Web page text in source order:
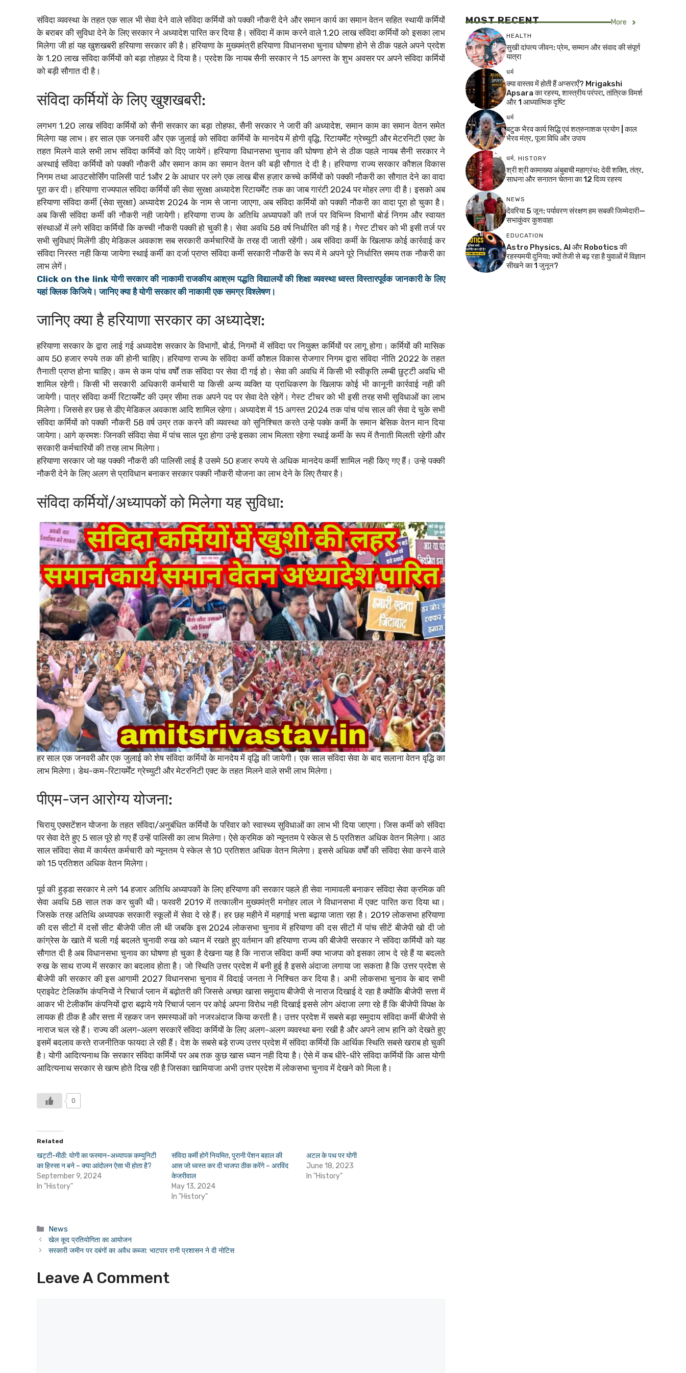
संविदा व्यवस्था के तहत एक साल भी सेवा देने वाले संविदा कर्मियों को पक्की नौकरी देने और समान कार्य का समान वेतन सहित स्थायी कर्मियों
के बराबर की सुविधा देने के लिए सरकार ने अध्यादेश पारित कर दिया है। संविदा में काम करने वाले 1.20 लाख संविदा कर्मियों को इसका लाभ
मिलेगा जी हां यह खुशखबरी हरियाणा सरकार की है। हरियाणा के मुख्यमंत्री हरियाणा विधानसभा चुनाव घोषणा होने से ठीक पहले अपने प्रदेश
के 1.20 लाख संविदा कर्मियों को बड़ा तोहफ़ा दे दिया है। प्रदेश कि नायब सैनी सरकार ने 15 अगस्त के शुभ अवसर पर अपने संविदा कर्मियों
को बड़ी सौगात दी है।
संविदा कर्मियों के लिए खुशखबरी:
लगभग 1.20 लाख संविदा कर्मियों को सैनी सरकार का बड़ा तोहफा, सैनी सरकार ने जारी की अध्यादेश, समान काम का समान वेतन समेत
मिलेगा यह लाभ। हर साल एक जनवरी और एक जुलाई को संविदा कर्मियों के मानदेय में होगी वृद्धि, रिटायर्मेंट ग्रेच्युटी और मेटरनिटी एक्ट के
तहत मिलने वाले सभी लाभ संविदा कर्मियों को दिए जायेगें। हरियाणा विधानसभा चुनाव की घोषणा होने से ठीक पहले नायब सैनी सरकार ने
अस्थाई संविदा कर्मियों को पक्की नौकरी और समान काम का समान वेतन की बड़ी सौगात दे दी है। हरियाणा राज्य सरकार कौशल विकास
निगम तथा आउटसोर्सिंग पालिसी पार्ट 1और 2 के आधार पर लगे एक लाख बीस हज़ार कच्चे कर्मियों को पक्की नौकरी का सौगात देने का वादा
पूरा कर दी। हरियाणा राज्यपाल संविदा कर्मियों की सेवा सुरक्षा अध्यादेश रिटायर्मेंट तक का जाब गारंटी 2024 पर मोहर लगा दी है। इसको अब
हरियाणा संविदा कर्मी (सेवा सुरक्षा) अध्यादेश 2024 के नाम से जाना जाएगा, अब संविदा कर्मियों को पक्की नौकरी का वादा पूरा हो चुका है।
अब किसी संविदा कर्मी की नौकरी नही जायेगी। हरियाणा राज्य के अतिथि अध्यापकों की तर्ज पर विभिन्न विभागों बोर्ड निगम और स्वायत
संस्थाओं में लगे संविदा कर्मियों कि कच्ची नौकरी पक्की हो चुकी है। सेवा अवधि 58 वर्ष निर्धारित की गई है। गेस्ट टीचर को भी इसी तर्ज पर
सभी सुविधाएं मिलेंगी डीए मेडिकल अवकाश सब सरकारी कर्मचारियों के तरह दी जाती रहेंगी। अब संविदा कर्मी के खिलाफ कोई कार्रवाई कर
संविदा निरस्त नही किया जायेगा स्थाई कर्मी का दर्जा प्राप्त संविदा कर्मी सरकारी नौकरी के रूप में मे अपने पूरे निर्धारित समय तक नौकरी का
लाभ लेगें।
Click on the link योगी सरकार की नाकामी राजकीय आश्रम पद्धति विद्यालयों की शिक्षा व्यवस्था ध्वस्त विस्तारपूर्वक जानकारी के लिए
यहां क्लिक किजिये। जानिए क्या है योगी सरकार की नाकामी एक समग्र विश्लेषण।
जानिए क्या है हरियाणा सरकार का अध्यादेश:
हरियाणा सरकार के द्वारा लाई गई अध्यादेश सरकार के विभागों, बोर्ड, निगमों में संविदा पर नियुक्त कर्मियों पर लागू होगा। कर्मियों की मासिक
आय 50 हजार रुपये तक की होनी चाहिए। हरियाणा राज्य के संविदा कर्मी कौशल विकास रोजगार निगम द्वारा संविदा नीति 2022 के तहत
तैनाती प्राप्त होना चाहिए। कम से कम पांच वर्षों तक संविदा पर सेवा दी गई हो। सेवा की अवधि में किसी भी स्वीकृति लम्बी छुट्टी अवधि भी
शामिल रहेगी। किसी भी सरकारी अधिकारी कर्मचारी या किसी अन्य व्यक्ति या प्राधिकरण के खिलाफ कोई भी कानूनी कार्रवाई नही की
जायेगी। पात्र संविदा कर्मी रिटायर्मेंट की उम्र सीमा तक अपने पद पर सेवा देते रहेगें। गेस्ट टीचर को भी इसी तरह सभी सुविधाओं का लाभ
मिलेगा। जिससे हर छह से डीए मेडिकल अवकाश आदि शामिल रहेगा। अध्यादेश में 15 अगस्त 2024 तक पांच पांच साल की सेवा दे चुके सभी
संविदा कर्मियों को पक्की नौकरी 58 वर्ष उम्र तक करने की व्यवस्था को सुनिश्चित करते उन्हे पक्के कर्मी के समान बेसिक वेतन मान दिया
जायेगा। आगे क्रमशः जिनकी संविदा सेवा में पांच साल पूरा होगा उन्हे इसका लाभ मिलता रहेगा स्थाई कर्मी के रूप में तैनाती मिलती रहेगी और
सरकारी कर्मचारियों की तरह लाभ मिलेगा।
हरियाणा सरकार जो यह पक्की नौकरी की पालिसी लाई है उसमे 50 हजार रुपये से अधिक मानदेय कर्मी शामिल नही किए गए हैं। उन्हे पक्की
नौकरी देने के लिए अलग से प्राविधान बनाकर सरकार पक्की नौकरी योजना का लाभ देने के लिए तैयार है।
संविदा कर्मियों/अध्यापकों को मिलेगा यह सुविधा:
हर साल एक जनवरी और एक जुलाई को शेष संविदा कर्मियों के मानदेय में वृद्धि की जायेगी। एक साल संविदा सेवा के बाद सलाना वेतन वृद्धि का
लाभ मिलेगा। डेथ-कम-रिटायर्मेंट ग्रेच्युटी और मेटरनिटी एक्ट के तहत मिलने वाले सभी लाभ मिलेगा।
पीएम-जन आरोग्य योजना:
चिरायु एक्सटेंशन योजना के तहत संविदा/अनुबंधित कर्मियों के परिवार को स्वास्थ्य सुविधाओं का लाभ भी दिया जाएगा। जिस कर्मी को संविदा
पर सेवा देते हुए 5 साल पूरे हो गए हैं उन्हें पालिसी का लाभ मिलेगा। ऐसे क्रमिक को न्यूनतम पे स्केल से 5 प्रतिशत अधिक वेतन मिलेगा। आठ
साल संविदा सेवा में कार्यरत कर्मचारी को न्यूनतम पे स्केल से 10 प्रतिशत अधिक वेतन मिलेगा। इससे अधिक वर्षों की संविदा सेवा करने वाले
को 15 प्रतिशत अधिक वेतन मिलेगा।
पूर्व की हुड्डा सरकार मे लगे 14 हजार अतिथि अध्यापकों के लिए हरियाणा की सरकार पहले ही सेवा नामावली बनाकर संविदा सेवा क्रमिक की
सेवा अवधि 58 साल तक कर चुकी थी। फरवरी 2019 में तत्कालीन मुख्यमंत्री मनोहर लाल ने विधानसभा में एक्ट पारित करा दिया था।
जिसके तरह अतिथि अध्यापक सरकारी स्कूलों में सेवा दे रहे हैं। हर छह महीने में महगाई भत्ता बढ़ाया जाता रहा है। 2019 लोकसभा हरियाणा
की दस सीटों में दसों सीट बीजेपी जीत ली थी जबकि इस 2024 लोकसभा चुनाव में हरियाणा की दस सीटों में पांच सीटें बीजेपी खो दी जो
कांग्रेस के खाते में चली गई बदलते चुनावी रुख को ध्यान में रखते हुए वर्तमान की हरियाणा राज्य की बीजेपी सरकार ने संविदा कर्मियों को यह
सौगात दी है अब विधानसभा चुनाव का घोषणा हो चुका है देखना यह है कि नाराज संविदा कर्मी क्या भाजपा को इसका लाभ दे रहे हैं या बदलते
रुख के साथ राज्य में सरकार का बदलाव होता है। जो स्थिति उत्तर प्रदेश में बनी हुई है इससे अंदाजा लगाया जा सकता है कि उत्तर प्रदेश से
बीजेपी की सरकार की इस आगामी 2027 विधानसभा चुनाव में विदाई जनता ने निश्चित कर दिया है। अभी लोकसभा चुनाव के बाद सभी
प्राइवेट टेलिकॉम कंपनियों ने रिचार्ज प्लान में बढ़ोतरी की जिससे अच्छा खासा समुदाय बीजेपी से नाराज दिखाई दे रहा है क्योंकि बीजेपी सत्ता में
आकर भी टेलीकॉम कंपनियों द्वारा बढ़ाये गये रिचार्ज प्लान पर कोई अपना विरोध नही दिखाई इससे लोग अंदाजा लगा रहे हैं कि बीजेपी विपक्ष के
लायक ही ठीक है और सत्ता में रहकर जन समस्याओं को नजरअंदाज किया करती है। उत्तर प्रदेश में सबसे बड़ा समुदाय संविदा कर्मी बीजेपी से
नाराज चल रहे हैं। राज्य की अलग-अलग सरकारें संविदा कर्मियों के लिए अलग-अलग व्यवस्था बना रखी है और अपने लाभ हानि को देखते हुए
इसमें बदलाव करते राजनीतिक फायदा ले रही हैं। देश के सबसे बड़े राज्य उत्तर प्रदेश में संविदा कर्मियों कि आर्थिक स्थिति सबसे खराब हो चुकी
है। योगी आदित्यनाथ कि सरकार संविदा कर्मियों पर अब तक कुछ खास ध्यान नही दिया है। ऐसे में कब धीरे-धीरे संविदा कर्मियों कि आस योगी
आदित्यनाथ सरकार से खत्म होते दिख रही है जिसका खामियाजा अभी उत्तर प्रदेश में लोकसभा चुनाव में देखने को मिला है।
0
Related
खट्टी-मीठी: योगी का फरमान-अध्यापक कम्युनिटी
का हिस्सा न बने – क्या आंदोलन ऐसा भी होता है?
September 9, 2024
In "History"
संविदा कर्मी होगें नियमित, पुरानी पेंशन बहाल की
आस जो ध्वस्त कर दी भाजपा ठीक करेंगे – अरविंद
केजरीवाल
May 13, 2024
In "History"
अटल के पथ पर योगी
June 18, 2023
In "History"
Categories
News
खेल कूद प्रतियोगिता का आयोजन
सरकारी जमीन पर दबंगों का अवैध कब्जा: भाटपार रानी प्रशासन ने दी नोटिस
Leave A Comment
MOST RECENT More
HEALTH
सुखी दांपत्य जीवन: प्रेम, सम्मान और संवाद की संपूर्ण
यात्रा
धर्म
क्या वास्तव में होती हैं अप्सराएँ? Mrigakshi
Apsara का रहस्य, शास्त्रीय परंपरा, तांत्रिक विमर्श
और 1 आध्यात्मिक दृष्टि
धर्म
बटुक भैरव कार्य सिद्धि एवं शत्रुनाशक प्रयोग | काल
भैरव मंत्र, पूजा विधि और उपाय
धर्म, HISTORY
श्री श्री कामाख्या अंबुबाची महाग्रंथ: देवी शक्ति, तंत्र,
साधना और सनातन चेतना का 12 दिव्य रहस्य
NEWS
देवरिया 5 जून: पर्यावरण संरक्षण हम सबकी जिम्मेदारी—
सभाकुंवर कुशवाहा
EDUCATION
Astro Physics, AI और Robotics की
रहस्यमयी दुनिया: क्यों तेजी से बढ़ रहा है युवाओं में विज्ञान
सीखने का 1 जुनून?